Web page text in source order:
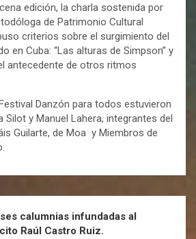
edición, la charla sostenida por
de Patrimonio Cultural
criterios sobre el surgimiento del
en Cuba: “Las alturas de Simpson” y
antecedente de otros ritmos
Danzón para todos estuvieron
Silot y Manuel Lahera, integrantes del
Guilarte, de Moa y Miembros de
calumnias infundadas al
Raúl Castro Ruiz.